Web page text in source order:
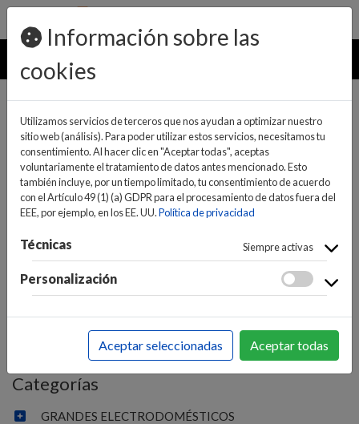
pedidos@ideaelectrodomesticos.com
924 047 836
MENU
INICIO>INFORMÁTICA Y NUEVAS TECNOLOGÍAS>
FOTO / VIDEO
> CÁMARAS
Categorías
GRANDES ELECTRODOMÉSTICOS
Información sobre las
cookies
Utilizamos servicios de terceros que nos ayudan a optimizar nuestro
sitio web (análisis). Para poder utilizar estos servicios, necesitamos tu
consentimiento. Al hacer clic en "Aceptar todas", aceptas
voluntariamente el tratamiento de datos antes mencionado. Esto
también incluye, por un tiempo limitado, tu consentimiento de acuerdo
con el Artículo 49 (1) (a) GDPR para el procesamiento de datos fuera del
EEE, por ejemplo, en los EE. UU.Política de privacidad
Técnicas Siempre activas
Personalización
Aceptar seleccionadas Aceptar todas